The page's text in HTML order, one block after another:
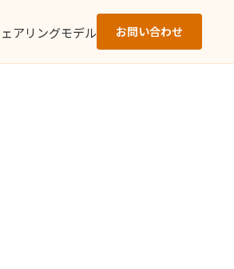
アリングモデル お問い合わせ